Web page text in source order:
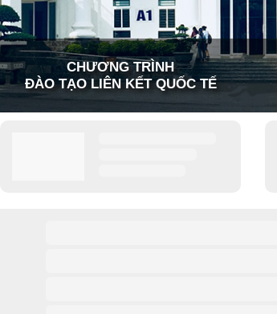
CHƯƠNG TRÌNH
ĐÀO TẠO LIÊN KẾT QUỐC TẾ